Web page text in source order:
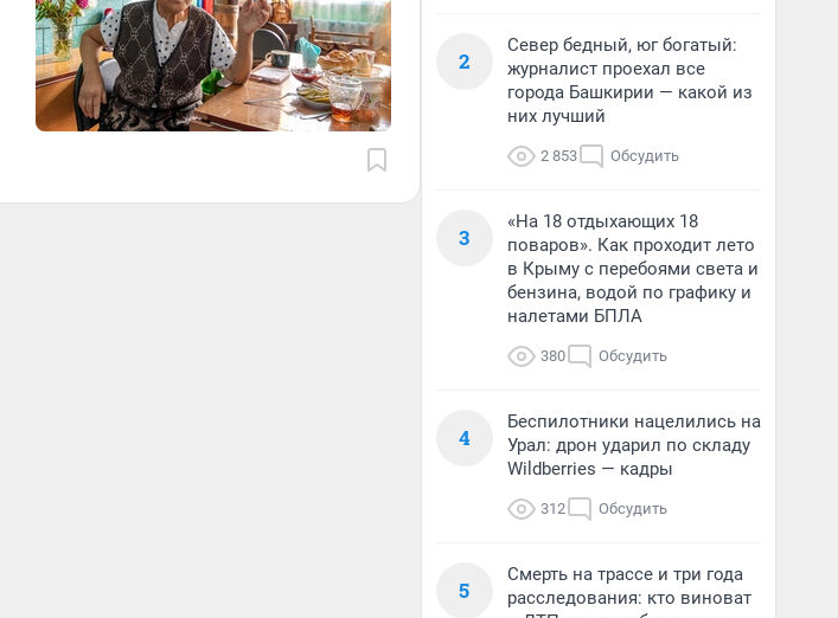
2
Север бедный, юг богатый:
журналист проехал все
города Башкирии — какой из
них лучший
2 853 Обсудить
3
«На 18 отдыхающих 18
поваров». Как проходит лето
в Крыму с перебоями света и
бензина, водой по графику и
налетами БПЛА
380 Обсудить
4
Беспилотники нацелились на
Урал: дрон ударил по складу
Wildberries — кадры
312 Обсудить
5
Смерть на трассе и три года
расследования: кто виноват